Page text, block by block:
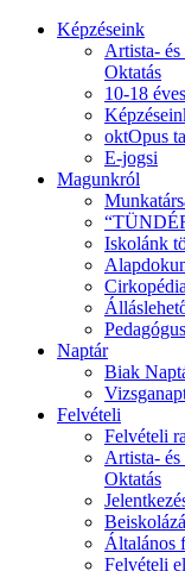
Képzéseink
Artista-
Oktatás
10-18
oktOpus
E-jogsi
Magunkról
Iskolánk
Naptár
Biak
Felvételi
Felvételi
Artista-
Oktatás
Általános
Felvételi